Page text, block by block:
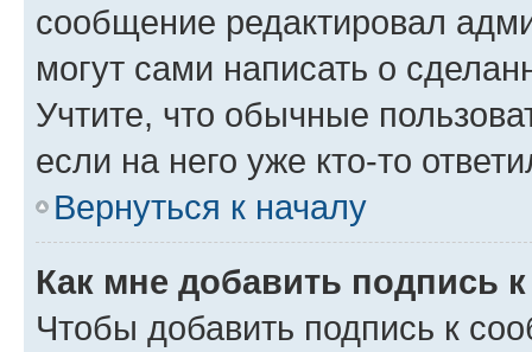
сообщение редактировал
могут сами написать о
Учтите, что обычные
если на него уже кто-то
Вернуться к началу
Как мне добавить подпись
Чтобы добавить подпись к